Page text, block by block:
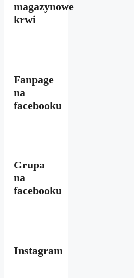
magazynowe
krwi
Fanpage
na
facebooku
Grupa
na
facebooku
Instagram